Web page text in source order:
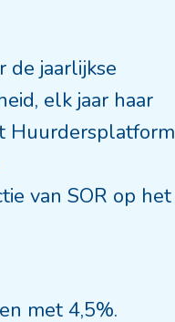
de jaarlijkse
elk jaar haar
Huurdersplatform
van SOR op het
met 4,5%.